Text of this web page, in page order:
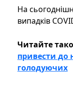
На
випадків
Читайте
привести до
голодуючих